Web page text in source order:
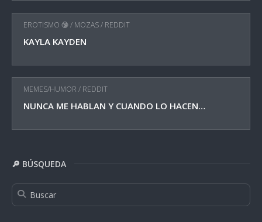
EROTISMO 🔞/ MOZAS/ REDDIT
KAYLA KAYDEN
MEMES/HUMOR / REDDIT
NUNCA ME HABLAN Y CUANDO LO HACEN…
🔎 BÚSQUEDA